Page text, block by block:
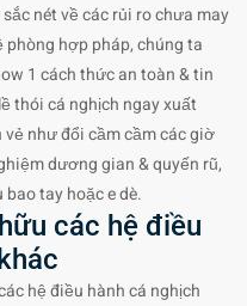
nét về các rủi ro chưa may
hợp pháp, chúng ta
1 cách thức an toàn & tin
thói cá nghịch ngay xuất
như đổi cầm cầm các giờ
dương gian & quyến rũ,
tay hoặc e dè.
các hệ điều
hệ điều hành cá nghịch